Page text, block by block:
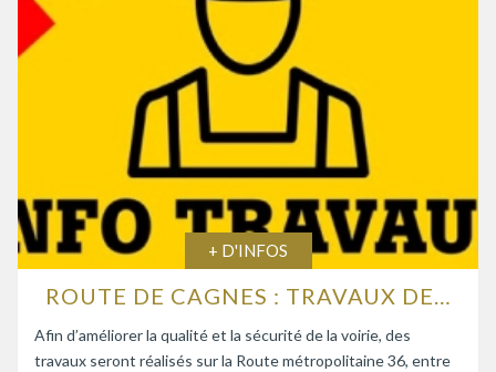
+ D'INFOS
ROUTE DE CAGNES : TRAVAUX DE RENFORCEMENT DE LA CHAUSSÉE
Afin d’améliorer la qualité et la sécurité de la voirie, des
travaux seront réalisés sur la Route métropolitaine 36, entre